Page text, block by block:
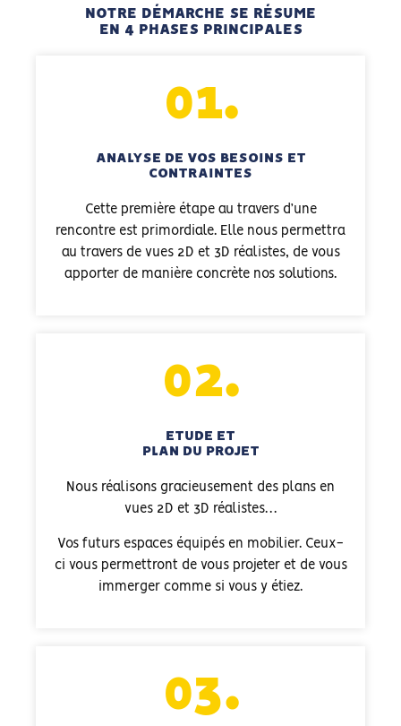
NOTRE DÉMARCHE SE RÉSUME
EN 4 PHASES PRINCIPALES
01.
ANALYSE DE VOS BESOINS ET
CONTRAINTES
Cette première étape au travers d’une
rencontre est primordiale. Elle nous permettra
au travers de vues 2D et 3D réalistes, de vous
apporter de manière concrète nos solutions.
02.
ETUDE ET
PLAN DU PROJET
Nous réalisons gracieusement des plans en
vues 2D et 3D réalistes…
Vos futurs espaces équipés en mobilier. Ceux-
ci vous permettront de vous projeter et de vous
immerger comme si vous y étiez.
03.